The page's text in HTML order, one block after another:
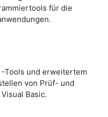
für die
-Tools und erweitertem
von Prüf- und
Basic.